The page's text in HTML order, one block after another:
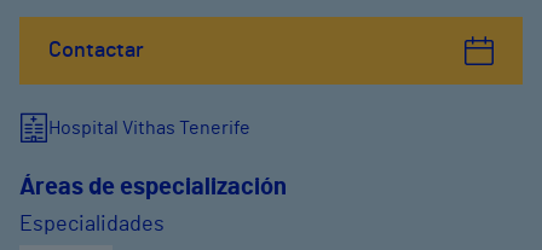
Contactar
Hospital Vithas Tenerife
Áreas de especialización
Especialidades